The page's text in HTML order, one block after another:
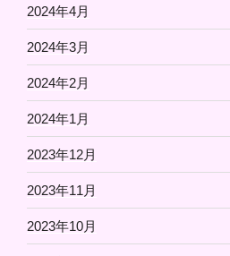
2024年4月
2024年3月
2024年2月
2024年1月
2023年12月
2023年11月
2023年10月